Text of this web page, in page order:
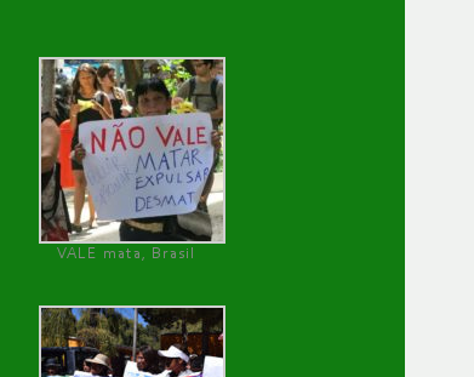
VALE mata, Brasil